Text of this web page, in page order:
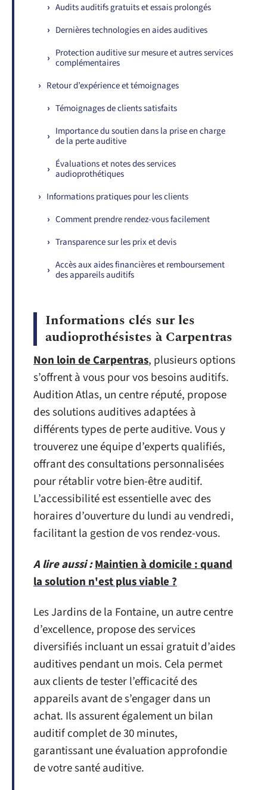
Audits auditifs gratuits et essais prolongés
Dernières technologies en aides auditives
Protection auditive sur mesure et autres services
complémentaires
Retour d’expérience et témoignages
Témoignages de clients satisfaits
Importance du soutien dans la prise en charge
de la perte auditive
Évaluations et notes des services
audioprothétiques
Informations pratiques pour les clients
Comment prendre rendez-vous facilement
Transparence sur les prix et devis
Accès aux aides financières et remboursement
des appareils auditifs
Informations clés sur les
audioprothésistes à Carpentras
Non loin de Carpentras, plusieurs options
s’offrent à vous pour vos besoins auditifs.
Audition Atlas, un centre réputé, propose
des solutions auditives adaptées à
différents types de perte auditive. Vous y
trouverez une équipe d’experts qualifiés,
offrant des consultations personnalisées
pour rétablir votre bien-être auditif.
L’accessibilité est essentielle avec des
horaires d’ouverture du lundi au vendredi,
facilitant la gestion de vos rendez-vous.
A lire aussi :Maintien à domicile : quand
la solution n'est plus viable ?
Les Jardins de la Fontaine, un autre centre
d’excellence, propose des services
diversifiés incluant un essai gratuit d’aides
auditives pendant un mois. Cela permet
aux clients de tester l’efficacité des
appareils avant de s’engager dans un
achat. Ils assurent également un bilan
auditif complet de 30 minutes,
garantissant une évaluation approfondie
de votre santé auditive.